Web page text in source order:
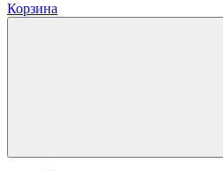
Корзина